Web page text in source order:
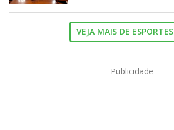
VEJA MAIS DE ESPORTES
Publicidade